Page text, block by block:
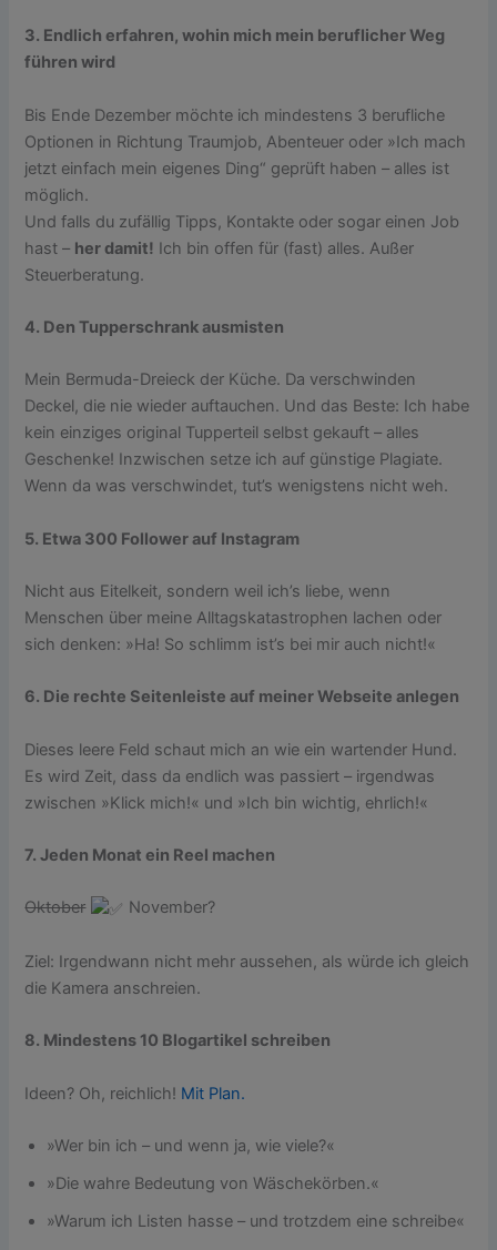
3. Endlich erfahren, wohin mich mein beruflicher Weg
führen wird
Bis Ende Dezember möchte ich mindestens 3 berufliche
Optionen in Richtung Traumjob, Abenteuer oder »Ich mach
jetzt einfach mein eigenes Ding“ geprüft haben – alles ist
möglich.
Und falls du zufällig Tipps, Kontakte oder sogar einen Job
hast – her damit! Ich bin offen für (fast) alles. Außer
Steuerberatung.
4. Den Tupperschrank ausmisten
Mein Bermuda-Dreieck der Küche. Da verschwinden
Deckel, die nie wieder auftauchen. Und das Beste: Ich habe
kein einziges original Tupperteil selbst gekauft – alles
Geschenke! Inzwischen setze ich auf günstige Plagiate.
Wenn da was verschwindet, tut’s wenigstens nicht weh.
5. Etwa 300 Follower auf Instagram
Nicht aus Eitelkeit, sondern weil ich’s liebe, wenn
Menschen über meine Alltagskatastrophen lachen oder
sich denken: »Ha! So schlimm ist’s bei mir auch nicht!«
6. Die rechte Seitenleiste auf meiner Webseite anlegen
Dieses leere Feld schaut mich an wie ein wartender Hund.
Es wird Zeit, dass da endlich was passiert – irgendwas
zwischen »Klick mich!« und »Ich bin wichtig, ehrlich!«
7. Jeden Monat ein Reel machen
Oktober November?
Ziel: Irgendwann nicht mehr aussehen, als würde ich gleich
die Kamera anschreien.
8. Mindestens 10 Blogartikel schreiben
Ideen? Oh, reichlich! Mit Plan.
»Wer bin ich – und wenn ja, wie viele?«
»Die wahre Bedeutung von Wäschekörben.«
»Warum ich Listen hasse – und trotzdem eine schreibe«